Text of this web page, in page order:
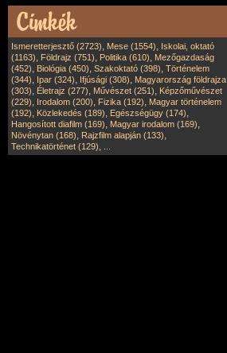
Ismeretterjesztő (2723), Mese (1554), Iskolai, oktató
(1163), Földrajz (751), Politika (610), Mezőgazdaság
(452), Biológia (450), Szakoktató (398), Történelem
(344), Ipar (324), Ifjúsági (308), Magyarország földrajza
(303), Életrajz (277), Művészet (251), Képzőművészet
(229), Irodalom (200), Fizika (192), Magyar történelem
(192), Közlekedés (189), Egészségügy (174),
Hangosított diafilm (169), Magyar irodalom (169),
Növénytan (168), Rajzfilm alapján (133),
Technikatörténet (129),